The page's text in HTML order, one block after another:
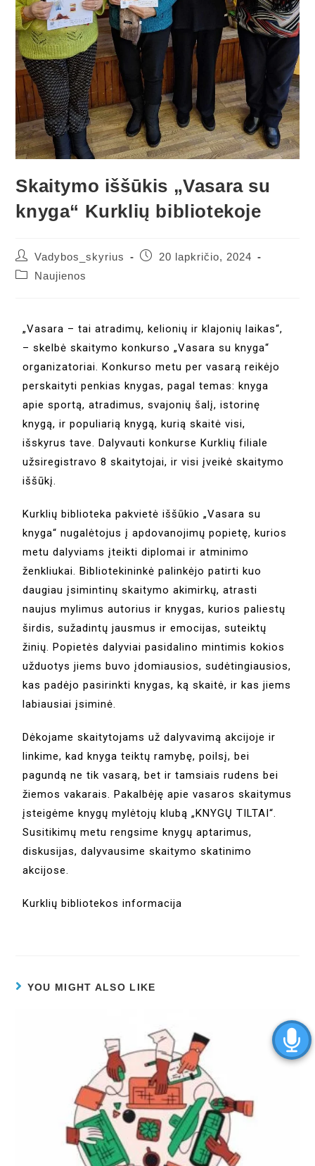
Skaitymo iššūkis „Vasara su
knyga“ Kurklių bibliotekoje
Vadybos_skyrius
20 lapkričio, 2024
Naujienos
„Vasara – tai atradimų, kelionių ir klajonių laikas“,
– skelbė skaitymo konkurso „Vasara su knyga“
organizatoriai. Konkurso metu per vasarą reikėjo
perskaityti penkias knygas, pagal temas: knyga
apie sportą, atradimus, svajonių šalį, istorinę
knygą, ir populiarią knygą, kurią skaitė visi,
išskyrus tave. Dalyvauti konkurse Kurklių filiale
užsiregistravo 8 skaitytojai, ir visi įveikė skaitymo
iššūkį.
Kurklių biblioteka pakvietė iššūkio „Vasara su
knyga“ nugalėtojus į apdovanojimų popietę, kurios
metu dalyviams įteikti diplomai ir atminimo
ženkliukai. Bibliotekininkė palinkėjo patirti kuo
daugiau įsimintinų skaitymo akimirkų, atrasti
naujus mylimus autorius ir knygas, kurios paliestų
širdis, sužadintų jausmus ir emocijas, suteiktų
žinių. Popietės dalyviai pasidalino mintimis kokios
užduotys jiems buvo įdomiausios, sudėtingiausios,
kas padėjo pasirinkti knygas, ką skaitė, ir kas jiems
labiausiai įsiminė.
Dėkojame skaitytojams už dalyvavimą akcijoje ir
linkime, kad knyga teiktų ramybę, poilsį, bei
pagundą ne tik vasarą, bet ir tamsiais rudens bei
žiemos vakarais. Pakalbėję apie vasaros skaitymus
įsteigėme knygų mylėtojų klubą „KNYGŲ TILTAI“.
Susitikimų metu rengsime knygų aptarimus,
diskusijas, dalyvausime skaitymo skatinimo
akcijose.
Kurklių bibliotekos informacija
YOU MIGHT ALSO LIKE